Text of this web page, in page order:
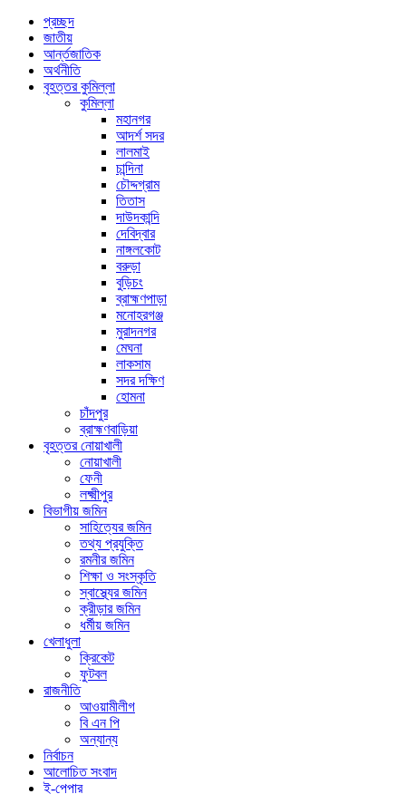
প্রচ্ছদ
জাতীয়
আর্ন্তজাতিক
অর্থনীতি
বৃহত্তর কুমিল্লা
কুমিল্লা
মহানগর
আদর্শ সদর
লালমাই
চান্দিনা
চৌদ্দগ্রাম
তিতাস
দাউদকান্দি
দেবিদ্বার
নাঙ্গলকোট
বরুড়া
বুড়িচং
ব্রাহ্মণপাড়া
মনোহরগঞ্জ
মুরাদনগর
মেঘনা
লাকসাম
সদর দক্ষিণ
হোমনা
চাঁদপুর
ব্রাহ্মণবাড়িয়া
বৃহত্তর নোয়াখালী
নোয়াখালী
ফেনী
লক্ষ্মীপুর
বিভাগীয় জমিন
সাহিত্যের জমিন
তথ্য প্রযুক্তি
রমনীর জমিন
শিক্ষা ও সংস্কৃতি
স্বাস্থ্যের জমিন
ক্রীড়ার জমিন
ধর্মীয় জমিন
খেলাধুলা
ক্রিকেট
ফুটবল
রাজনীতি
আওয়ামীলীগ
বি এন পি
অন্যান্য
নির্বাচন
আলোচিত সংবাদ
ই-পেপার